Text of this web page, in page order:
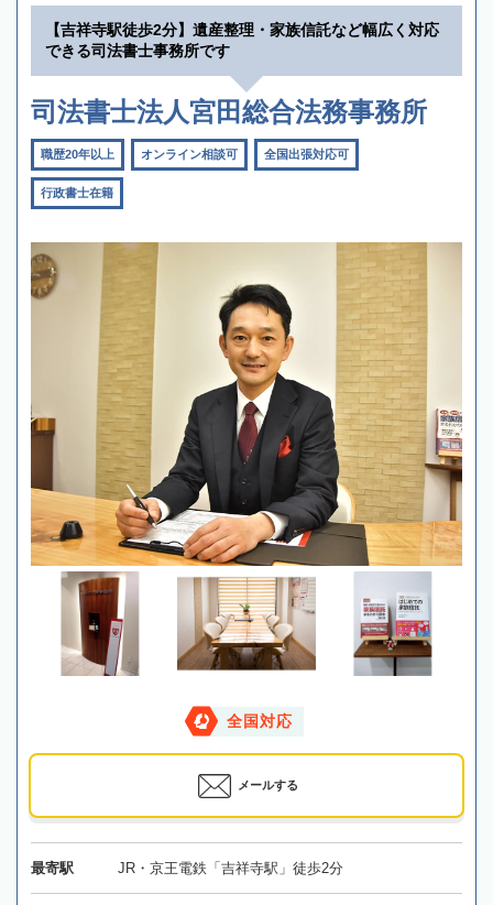
【吉祥寺駅徒歩2分】遺産整理・家族信託など幅広く対応
できる司法書士事務所です
司法書士法人宮田総合法務事務所
職歴20年以上 オンライン相談可 全国出張対応可
行政書士在籍
全国対応
メールする
最寄駅 JR・京王電鉄「吉祥寺駅」徒歩2分